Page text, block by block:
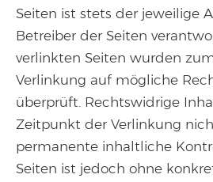
Seiten ist stets der jeweilige
Betreiber der Seiten
verlinkten Seiten wurden
Verlinkung auf mögliche
überprüft. Rechtswidrige
Zeitpunkt der Verlinkung
permanente inhaltliche
Seiten ist jedoch ohne